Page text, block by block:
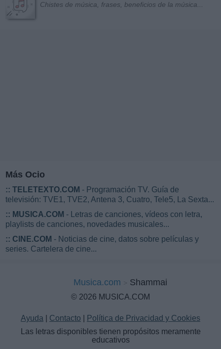
Chistes de música, frases, beneficios de la música...
Más Ocio
:: TELETEXTO.COM - Programación TV. Guía de
televisión: TVE1, TVE2, Antena 3, Cuatro, Tele5, La Sexta...
:: MUSICA.COM - Letras de canciones, vídeos con letra,
playlists de canciones, novedades musicales...
:: CINE.COM - Noticias de cine, datos sobre películas y
series. Cartelera de cine...
Musica.com Shammai
© 2026 MUSICA.COM
Ayuda Contacto
Política de Privacidad y Cookies
Las letras disponibles tienen propósitos meramente
educativos